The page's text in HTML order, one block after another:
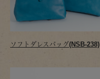
ソフトダレスバッグ(NSB-238)